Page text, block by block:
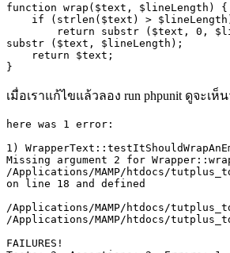
function wrap($text, $lineLength) {
if (strlen($text) >
return substr ($text, 0,
substr ($text, $lineLength);
return $text;
เมื่อเราแก้ไขแล้วลอง run phpunit ดูจะเห็
here was 1 error:
1)
Missing argument 2 for
/Applications/MAMP/htdocs/
on line 18 and defined
/Applications/MAMP/htdocs/
/Applications/MAMP/htdocs/
FAILURES!